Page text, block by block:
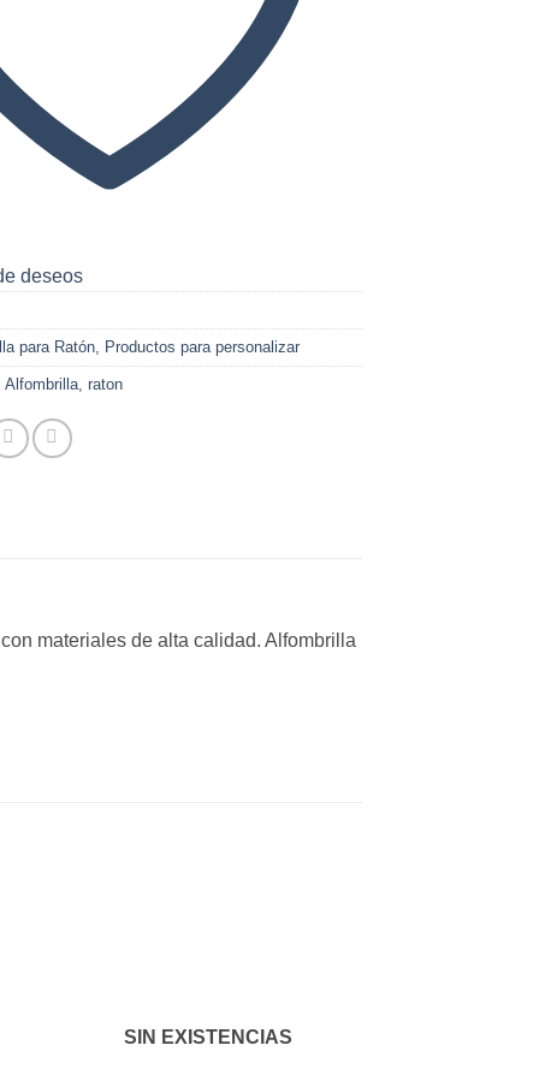
deseos
para Ratón, Productos para personalizar
Alfombrilla, raton
materiales de alta calidad. Alfombrilla
SIN EXISTENCIAS